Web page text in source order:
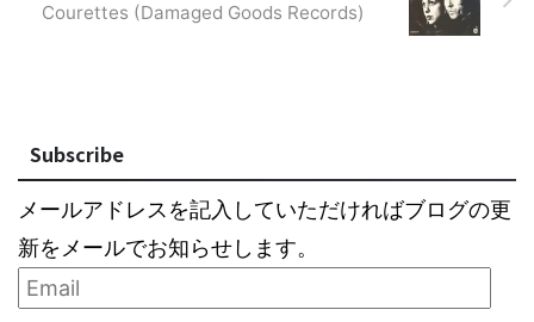
Courettes (Damaged Goods Records)
Subscribe
メールアドレスを記入していただければブログの更
新をメールでお知らせします。